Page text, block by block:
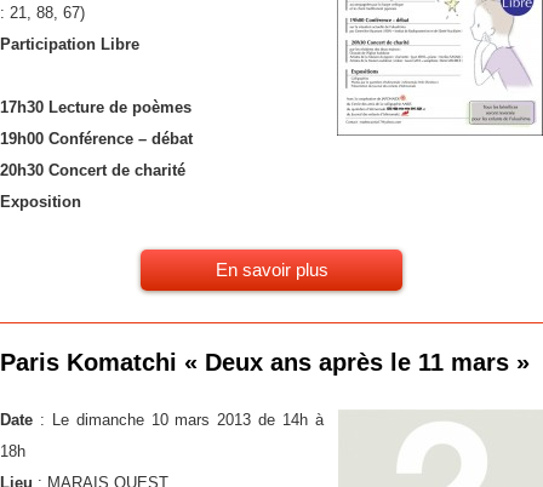
: 21, 88, 67)
Participation Libre
17h30 Lecture de poèmes
19h00 Conférence – débat
20h30 Concert de charité
Exposition
En savoir plus
Paris Komatchi « Deux ans après le 11 mars »
Date : Le dimanche 10 mars 2013 de 14h à
18h
Lieu : MARAIS OUEST